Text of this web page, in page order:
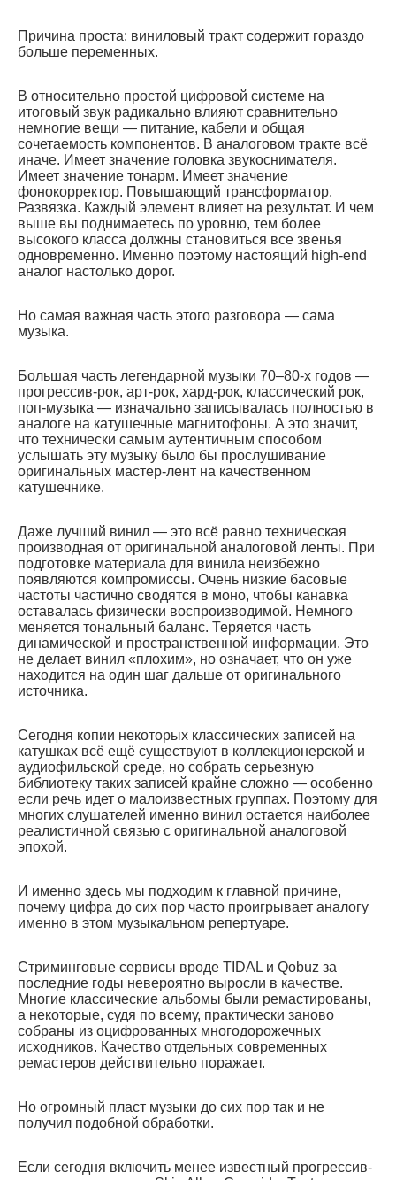
Причина проста: виниловый тракт содержит гораздо
больше переменных.
В относительно простой цифровой системе на
итоговый звук радикально влияют сравнительно
немногие вещи — питание, кабели и общая
сочетаемость компонентов. В аналоговом тракте всё
иначе. Имеет значение головка звукоснимателя.
Имеет значение тонарм. Имеет значение
фонокорректор. Повышающий трансформатор.
Развязка. Каждый элемент влияет на результат. И чем
выше вы поднимаетесь по уровню, тем более
высокого класса должны становиться все звенья
одновременно. Именно поэтому настоящий high-end
аналог настолько дорог.
Но самая важная часть этого разговора — сама
музыка.
Большая часть легендарной музыки 70–80-х годов —
прогрессив-рок, арт-рок, хард-рок, классический рок,
поп-музыка — изначально записывалась полностью в
аналоге на катушечные магнитофоны. А это значит,
что технически самым аутентичным способом
услышать эту музыку было бы прослушивание
оригинальных мастер-лент на качественном
катушечнике.
Даже лучший винил — это всё равно техническая
производная от оригинальной аналоговой ленты. При
подготовке материала для винила неизбежно
появляются компромиссы. Очень низкие басовые
частоты частично сводятся в моно, чтобы канавка
оставалась физически воспроизводимой. Немного
меняется тональный баланс. Теряется часть
динамической и пространственной информации. Это
не делает винил «плохим», но означает, что он уже
находится на один шаг дальше от оригинального
источника.
Сегодня копии некоторых классических записей на
катушках всё ещё существуют в коллекционерской и
аудиофильской среде, но собрать серьезную
библиотеку таких записей крайне сложно — особенно
если речь идет о малоизвестных группах. Поэтому для
многих слушателей именно винил остается наиболее
реалистичной связью с оригинальной аналоговой
эпохой.
И именно здесь мы подходим к главной причине,
почему цифра до сих пор часто проигрывает аналогу
именно в этом музыкальном репертуаре.
Стриминговые сервисы вроде TIDAL и Qobuz за
последние годы невероятно выросли в качестве.
Многие классические альбомы были ремастированы,
а некоторые, судя по всему, практически заново
собраны из оцифрованных многодорожечных
исходников. Качество отдельных современных
ремастеров действительно поражает.
Но огромный пласт музыки до сих пор так и не
получил подобной обработки.
Если сегодня включить менее известный прогрессив-